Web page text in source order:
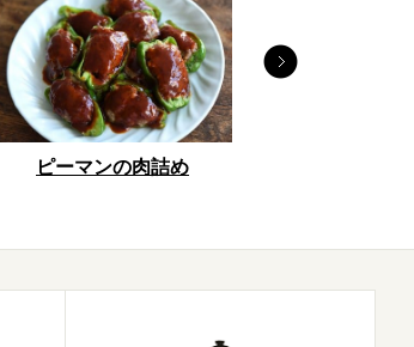
ピーマンの肉詰め